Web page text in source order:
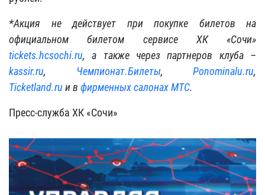
*Акция не действует при покупке билетов на
официальном билетом сервисе ХК «Сочи»
tickets.hcsochi.ru, а также через партнеров клуба –
kassir.ru, Чемпионат.Билеты, Ponominalu.ru,
Ticketland.ru и в фирменных салонах МТС.
Пресс-служба ХК «Сочи»